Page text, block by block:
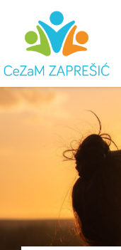
content